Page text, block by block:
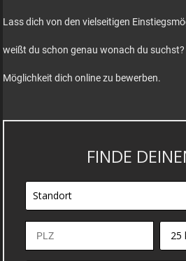
Lass dich von den vielseitigen
weißt du schon genau wonach du
Möglichkeit dich online zu bewerben.
FINDE
Standort
25